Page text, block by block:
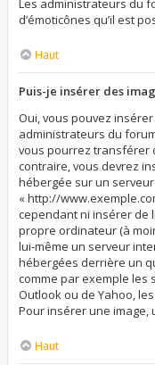
Les administrateurs du
d’émoticônes qu’il est
Haut
Puis-je insérer des
Oui, vous pouvez
administrateurs du
vous pourrez transférer
contraire, vous devrez
hébergée sur un
« http://
cependant ni insérer de
propre ordinateur (à
lui-même un serveur
hébergées derrière un
comme par exemple les
Outlook ou de Yahoo,
Pour insérer une image,
Haut